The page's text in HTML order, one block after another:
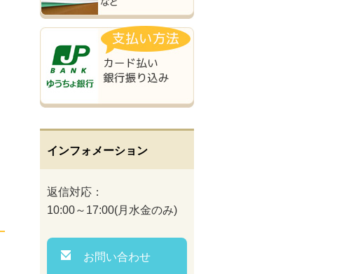
インフォメーション
返信対応：
10:00～17:00(月水金のみ)
お問い合わせ